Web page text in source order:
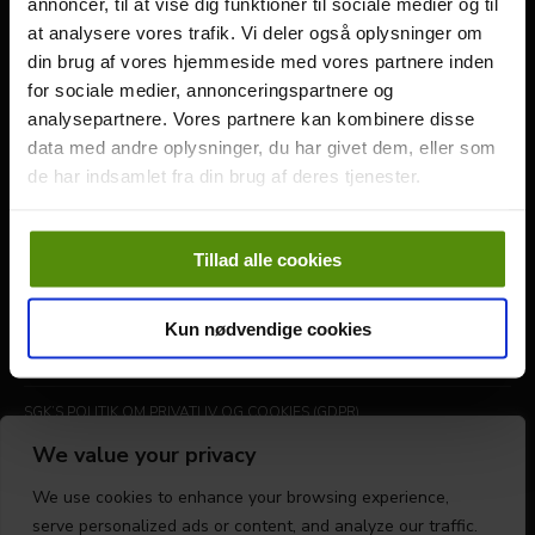
We value your privacy
We use cookies to enhance your browsing experience,
serve personalized ads or content, and analyze our traffic.
at analysere vores trafik. Vi deler også oplysninger om
din brug af vores hjemmeside med vores partnere inden
for sociale medier, annonceringspartnere og
analysepartnere. Vores partnere kan kombinere disse
data med andre oplysninger, du har givet dem, eller som
de har indsamlet fra din brug af deres tjenester.
Tillad alle cookies
Kun nødvendige cookies
Følg os
Genveje
PLEJE / DRIFT
SGK’S POLITIK OM PRIVATLIV OG COOKIES (GDPR)
OPDATER DIT SAMTYKKE